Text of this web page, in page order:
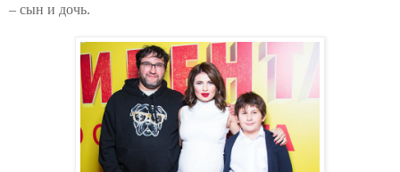
– сын и дочь.